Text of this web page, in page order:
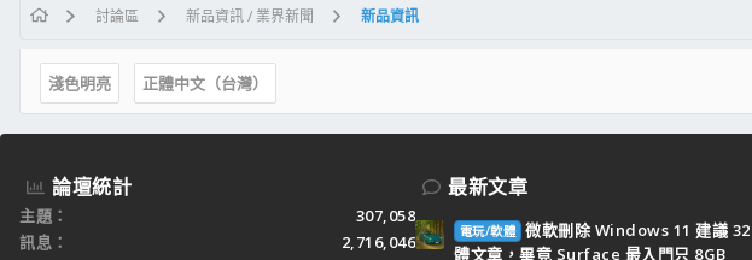
討論區 新品資訊 / 業界新聞 新品資訊
淺色明亮 正體中文（台灣）
論壇統計
主題
307,058
訊息
2,716,046
最新文章
電玩/軟體 微軟刪除 Windows 11 建議
體文章，畢竟 Surface 最入門只 8GB